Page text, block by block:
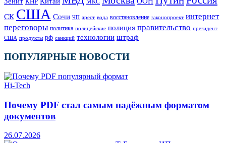
МКС
СК США Сочи ЧП арест вода восстановление законопроект интернет
переговоры политика полицейские полиция правительство президент
США продукты рф санкций технологии штраф
ПОПУЛЯРНЫЕ НОВОСТИ
Hi-Tech
Почему PDF стал самым надёжным форматом
документов
26.07.2026